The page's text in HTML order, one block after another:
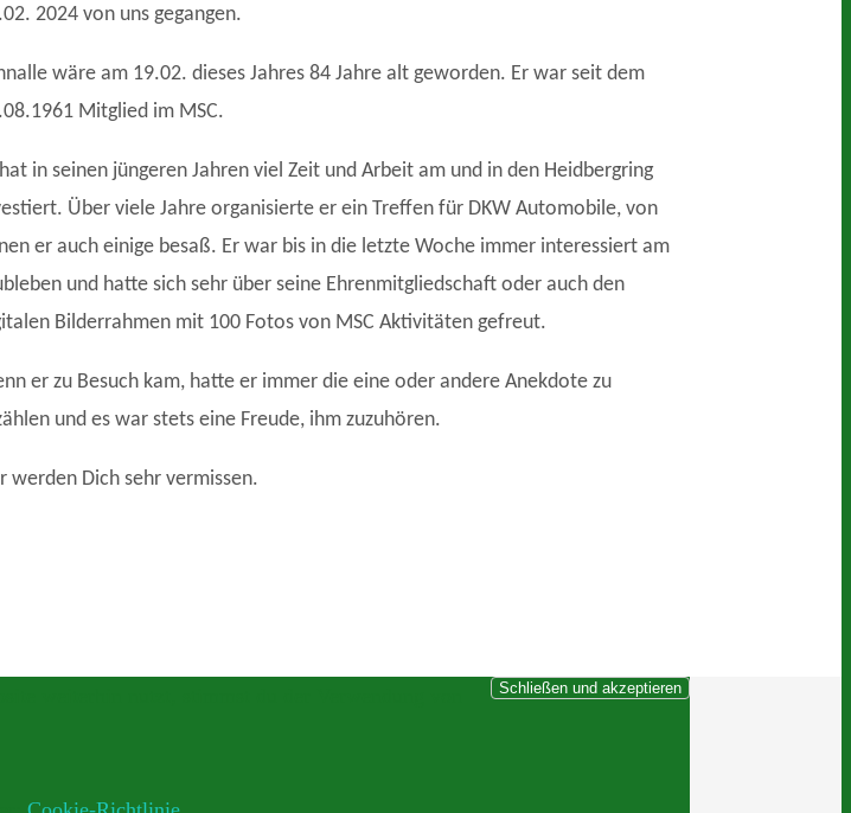
2024 von uns gegangen.
wäre am 19.02. dieses Jahres 84 Jahre alt geworden. Er war seit dem
Mitglied im MSC.
hat in seinen jüngeren Jahren viel Zeit und Arbeit am und in den Heidbergring
Über viele Jahre organisierte er ein Treffen für DKW Automobile, von
er auch einige besaß. Er war bis in die letzte Woche immer interessiert am
und hatte sich sehr über seine Ehrenmitgliedschaft oder auch den
Bilderrahmen mit 100 Fotos von MSC Aktivitäten gefreut.
er zu Besuch kam, hatte er immer die eine oder andere Anekdote zu
und es war stets eine Freude, ihm zuzuhören.
werden Dich sehr vermissen.